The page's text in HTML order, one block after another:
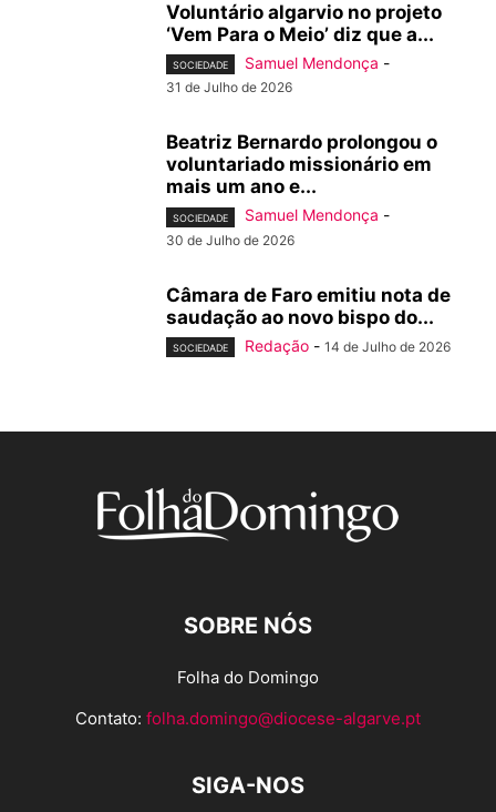
Voluntário algarvio no projeto
‘Vem Para o Meio’ diz que a...
SOCIEDADE Samuel Mendonça -
31 de Julho de 2026
Beatriz Bernardo prolongou o
voluntariado missionário em
mais um ano e...
SOCIEDADE Samuel Mendonça -
30 de Julho de 2026
Câmara de Faro emitiu nota de
saudação ao novo bispo do...
SOCIEDADE Redação - 14 de Julho de 2026
SOBRE NÓS
Folha do Domingo
Contato: folha.domingo@diocese-algarve.pt
SIGA-NOS